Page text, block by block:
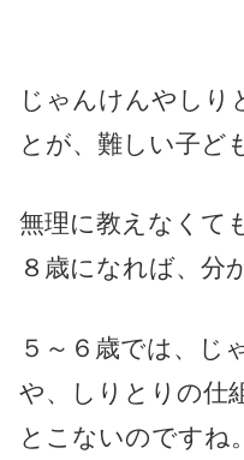
じゃんけんやしり
とが、難しい子ど
無理に教えなくて
８歳になれば、分
５～６歳では、じ
や、しりとりの仕
とこないのですね。